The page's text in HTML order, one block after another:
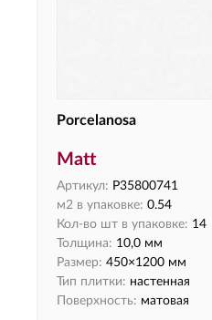
Porcelanosa
Matt
Артикул: P35800741
м2 в упаковке: 0.54
Кол-во шт в упаковке: 14
Толщина: 10,0 мм
Размер: 450×1200 мм
Тип плитки: настенная
Поверхность: матовая